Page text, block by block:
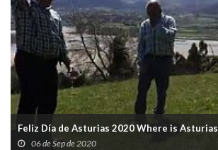
Feliz Día de Asturias 2020 Where is Asturias
06 de Sep de 2020